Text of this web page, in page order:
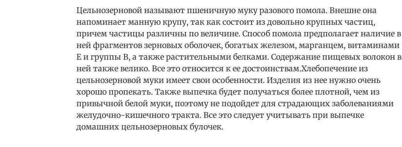
Цельнозерновой называют пшеничную муку разового помола. Внешне она
напоминает манную крупу, так как состоит из довольно крупных частиц,
причем частицы различны по величине. Способ помола предполагает наличие в
ней фрагментов зерновых оболочек, богатых железом, марганцем, витаминами
Е и группы В, а также растительными белками. Содержание пищевых волокон в
ней также велико. Все это относится к ее достоинствам.Хлебопечение из
цельнозерновой муки имеет свои особенности. Изделия из нее нужно очень
хорошо пропекать. Также выпечка будет получаться более плотной, чем из
привычной белой муки, поэтому не подойдет для страдающих заболеваниями
желудочно-кишечного тракта. Все это следует учитывать при выпечке
домашних цельнозерновых булочек.